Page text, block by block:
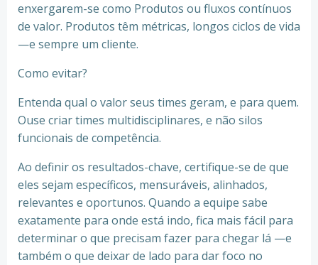
enxergarem-se como Produtos ou fluxos contínuos
de valor. Produtos têm métricas, longos ciclos de vida
—e sempre um cliente.
Como evitar?
Entenda qual o valor seus times geram, e para quem.
Ouse criar times multidisciplinares, e não silos
funcionais de competência.
Ao definir os resultados-chave, certifique-se de que
eles sejam específicos, mensuráveis, alinhados,
relevantes e oportunos. Quando a equipe sabe
exatamente para onde está indo, fica mais fácil para
determinar o que precisam fazer para chegar lá —e
também o que deixar de lado para dar foco no